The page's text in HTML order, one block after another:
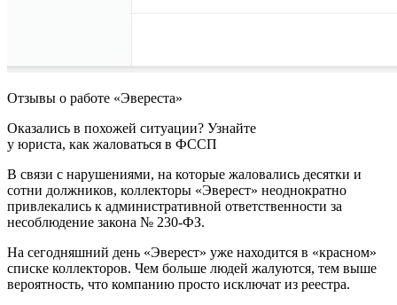
Отзывы о работе «Эвереста»
Оказались в похожей ситуации? Узнайте
у юриста, как жаловаться в ФССП
В связи с нарушениями, на которые жаловались десятки и
сотни должников, коллекторы «Эверест» неоднократно
привлекались к административной ответственности за
несоблюдение закона № 230-ФЗ.
На сегодняшний день «Эверест» уже находится в «красном»
списке коллекторов. Чем больше людей жалуются, тем выше
вероятность, что компанию просто исключат из реестра.